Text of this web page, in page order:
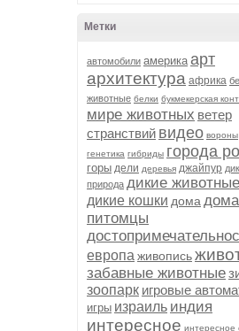
Метки
автомобили америка арт
архитектура африка
животные белки букмекерская
мире животных ветер
странствий видео вороны
генетика гибриды города
горы дели деревья джайпур
природа дикие животные
дикие кошки дома
питомцы
европа живопись
забавные животные
зоопарк игровые
игры израиль индия
интересное интересное